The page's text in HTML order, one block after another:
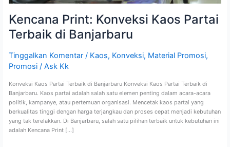
Kencana Print: Konveksi Kaos Partai
Terbaik di Banjarbaru
Tinggalkan Komentar / Kaos, Konveksi, Material Promosi,
Promosi/ Ask Kk
Konveksi Kaos Partai Terbaik di Banjarbaru Konveksi Kaos Partai Terbaik di
Banjarbaru. Kaos partai adalah salah satu elemen penting dalam acara-acara
politik, kampanye, atau pertemuan organisasi. Mencetak kaos partai yang
berkualitas tinggi dengan harga terjangkau dan proses cepat menjadi kebutuhan
yang tak terelakkan. Di Banjarbaru, salah satu pilihan terbaik untuk kebutuhan ini
adalah Kencana Print […]